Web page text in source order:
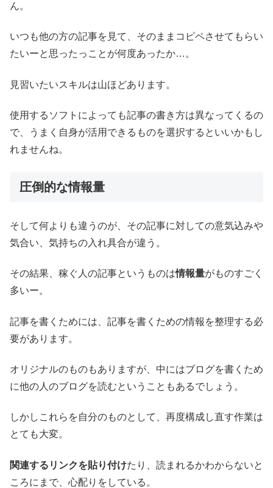
ん。
いつも他の方の記事を見て、そのままコピペさせてもらい
たいーと思ったっことが何度あったか…。
見習いたいスキルは山ほどあります。
使用するソフトによっても記事の書き方は異なってくるの
で、うまく自身が活用できるものを選択するといいかもし
れませんね。
圧倒的な情報量
そして何よりも違うのが、その記事に対しての意気込みや
気合い、気持ちの入れ具合が違う。
その結果、稼ぐ人の記事というものは情報量がものすごく
多いー。
記事を書くためには、記事を書くための情報を整理する必
要があります。
オリジナルのものもありますが、中にはブログを書くため
に他の人のブログを読むということもあるでしょう。
しかしこれらを自分のものとして、再度構成し直す作業は
とても大変。
関連するリンクを貼り付けたり、読まれるかわからないと
ころにまで、心配りをしている。